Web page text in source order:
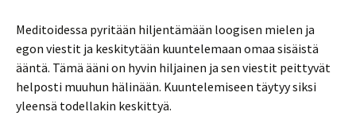
Meditoidessa pyritään hiljentämään loogisen mielen ja
egon viestit ja keskitytään kuuntelemaan omaa sisäistä
ääntä. Tämä ääni on hyvin hiljainen ja sen viestit peittyvät
helposti muuhun hälinään. Kuuntelemiseen täytyy siksi
yleensä todellakin keskittyä.